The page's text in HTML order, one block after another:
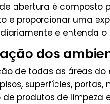
abertura é
e proporcionar uma
e entenda
dos
de todas as áreas
superfícies,
de produtos de limpeza